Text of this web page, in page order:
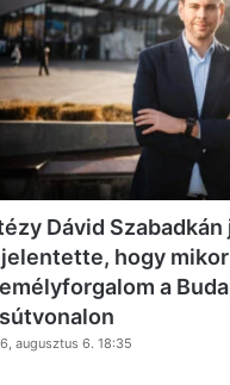
Dávid Szabadkán
hogy
a
augusztus 6. 18:35